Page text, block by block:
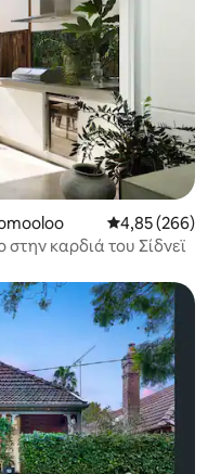
Μέση
4,85 (266)
καρδιά του Σίδνεϊ